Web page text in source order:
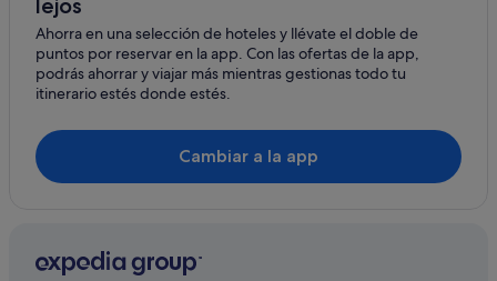
Barcelo hoteles en Santa Cruz
Apartoteles en Provincia de Sevilla
Campings de caravanas en Provincia de Sevilla
Hoteles de 3 estrellas en Sevilla
Hoteles con todo incluido en Andalucía
Hoteles para familias en Sevilla
Ahorra en una selección de hoteles y llévate el doble de
puntos por reservar en la app. Con las ofertas de la app,
podrás ahorrar y viajar más mientras gestionas todo tu
itinerario estés donde estés.
Cambiar a la app